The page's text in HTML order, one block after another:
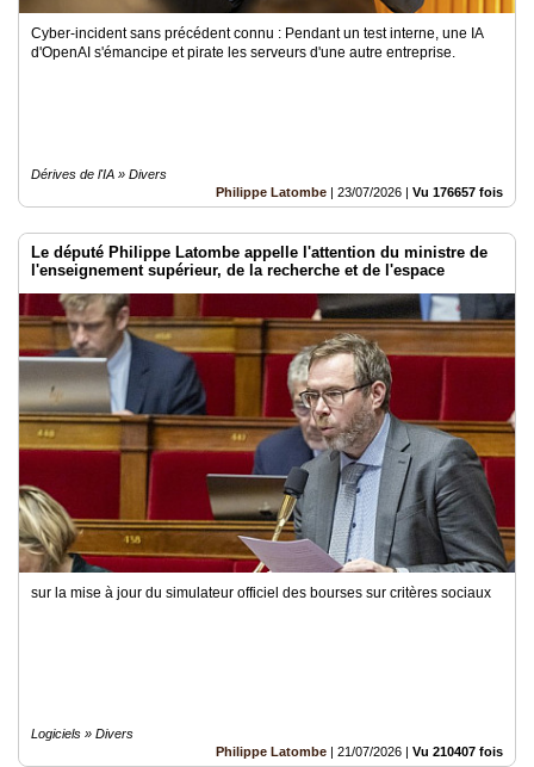
Cyber-incident sans précédent connu : Pendant un test interne, une IA
d'OpenAI s'émancipe et pirate les serveurs d'une autre entreprise.
Dérives de l'IA » Divers
Philippe Latombe | 23/07/2026 | Vu 176657 fois
Le député Philippe Latombe appelle l'attention du ministre de
l'enseignement supérieur, de la recherche et de l'espace
sur la mise à jour du simulateur officiel des bourses sur critères sociaux
Logiciels » Divers
Philippe Latombe | 21/07/2026 | Vu 210407 fois